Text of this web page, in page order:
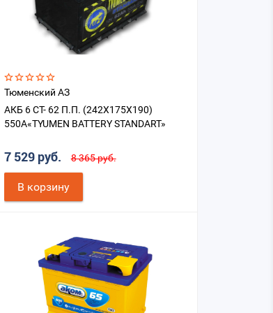
Тюменский АЗ
АКБ 6 СТ- 62 П.П. (242X175X190)
550A«TYUMEN BATTERY STANDART»
7 529 руб. 8 365 руб.
В корзину